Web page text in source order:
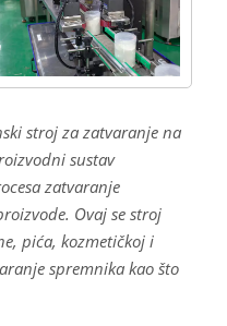
stroj za zatvaranje na
sustav
zatvaranje
Ovaj se stroj
pića, kozmetičkoj i
spremnika kao što